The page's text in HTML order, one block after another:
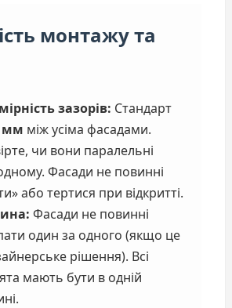
монтажу та
зазорів: Стандарт
мм між усіма фасадами.
чи вони паралельні
Фасади не повинні
або тертися при відкритті.
Фасади не повинні
один за одного (якщо це
рішення). Всі
мають бути в одній